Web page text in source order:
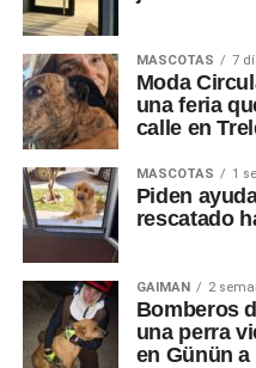
MASCOTAS 7
Moda
una feria
calle en
MASCOTAS 1
Piden
rescatado
GAIMAN 2
Bomberos
una perra
en Günün a